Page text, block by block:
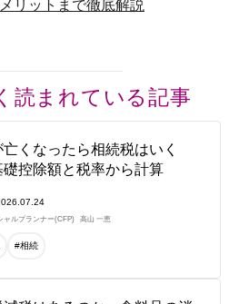
リットまで徹底解説
読まれている記事
くなったら相続税はいく
礎控除額と税率から計算
ャルプランナー(CFP) 高山 一恵
#相続